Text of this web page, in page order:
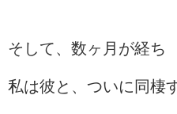
そして、数ヶ月が経ち
私は彼と、ついに同棲